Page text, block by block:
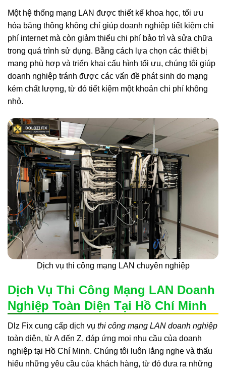
Một hệ thống mạng LAN được thiết kế khoa học, tối ưu
hóa băng thông không chỉ giúp doanh nghiệp tiết kiệm chi
phí internet mà còn giảm thiểu chi phí bảo trì và sửa chữa
trong quá trình sử dụng. Bằng cách lựa chọn các thiết bị
mạng phù hợp và triển khai cấu hình tối ưu, chúng tôi giúp
doanh nghiệp tránh được các vấn đề phát sinh do mạng
kém chất lượng, từ đó tiết kiệm một khoản chi phí không
nhỏ.
Dịch vụ thi công mạng LAN chuyên nghiệp
Dịch Vụ Thi Công Mạng LAN Doanh
Nghiệp Toàn Diện Tại Hồ Chí Minh
Dlz Fix cung cấp dịch vụ thi công mạng LAN doanh nghiệp
toàn diện, từ A đến Z, đáp ứng mọi nhu cầu của doanh
nghiệp tại Hồ Chí Minh. Chúng tôi luôn lắng nghe và thấu
hiểu những yêu cầu của khách hàng, từ đó đưa ra những